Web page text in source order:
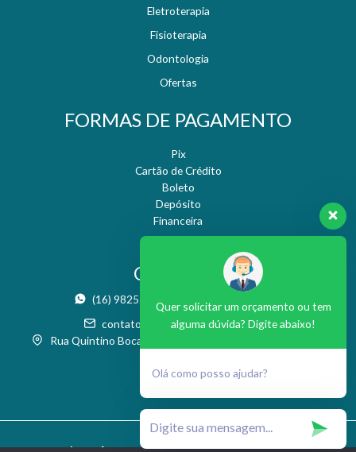
Eletroterapia
Fisioterapia
Odontologia
Ofertas
FORMAS DE PAGAMENTO
Pix
Cartão de Crédito
Boleto
Depósito
Financeira
CONTATO
(16) 98252-9955
contato@nresteticaesaude.com.br
Rua Quintino Bocaiúva, 986 - Boa Vista - São Carlos / SP
Quer solicitar um orçamento ou tem
alguma dúvida? Digite abaixo!
Olá como posso ajudar?